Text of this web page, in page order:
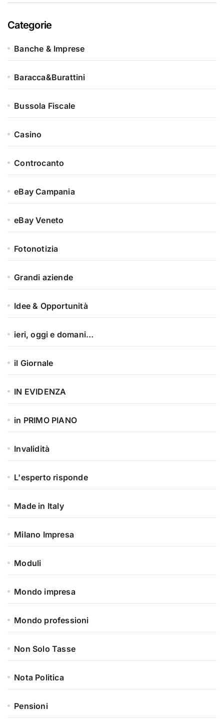
Categorie
Banche & Imprese
Baracca&Burattini
Bussola Fiscale
Casino
Controcanto
eBay Campania
eBay Veneto
Fotonotizia
Grandi aziende
Idee & Opportunità
ieri, oggi e domani…
il Giornale
IN EVIDENZA
in PRIMO PIANO
Invalidità
L'esperto risponde
Made in Italy
Milano Impresa
Moduli
Mondo impresa
Mondo professioni
Non Solo Tasse
Nota Politica
Pensioni